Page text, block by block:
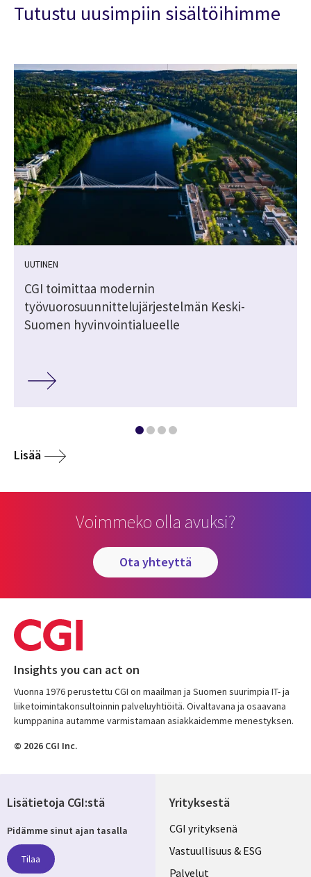
Tutustu uusimpiin sisältöihimme
UUTINEN
CGI toimittaa modernin
työvuorosuunnittelujärjestelmän Keski-
Suomen hyvinvointialueelle
Lisää
Voimmeko olla avuksi?
ota yhteyttä
Insights you can act on
Vuonna 1976 perustettu CGI on maailman ja Suomen suurimpia IT- ja
liiketoimintakonsultoinnin palveluyhtiöitä. Oivaltavana ja osaavana
kumppanina autamme varmistamaan asiakkaidemme menestyksen.
© 2026 CGI Inc.
Yrityksestä
Useful
links
CGI yrityksenä
Vastuullisuus & ESG
Palvelut
Lisätietoja CGI:stä
Pidämme sinut ajan tasalla
Tilaa